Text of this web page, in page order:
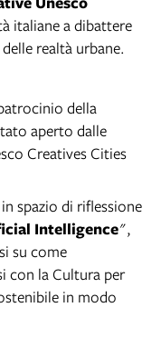
italiane a dibattere
realtà urbane.
della
aperto dalle
Creatives Cities
spazio di riflessione
Intelligence",
su come
con la Cultura per
in modo